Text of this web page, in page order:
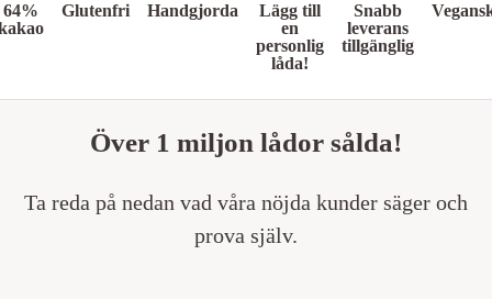
64%
Glutenfri Handgjorda
Lägg till
en
personlig
låda!
Snabb
leverans
tillgänglig
Över 1 miljon lådor sålda!
Ta reda på nedan vad våra nöjda kunder säger och
prova själv.